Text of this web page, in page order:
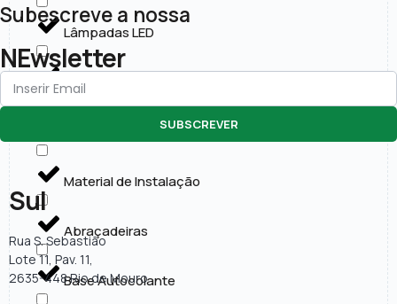
Lâmpadas LED
Painéis LED
Projectores LED
Material de Instalação
Abraçadeiras
Base Autocolante
Subescreve a nossa
NEwsletter
SUBSCREVER
Sul
Rua S. Sebastião
Lote 11, Pav. 11,
2635-448 Rio de Mouro